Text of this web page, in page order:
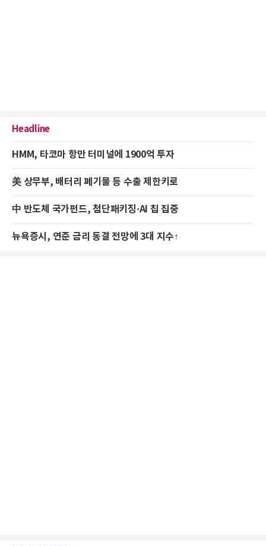
Headline
HMM, 타코마 항만 터미널에 1900억 투자
美 상무부, 배터리 폐기물 등 수출 제한키로
中 반도체 국가펀드, 첨단패키징·AI 칩 집중
뉴욕증시, 연준 금리 동결 전망에 3대 지수↑